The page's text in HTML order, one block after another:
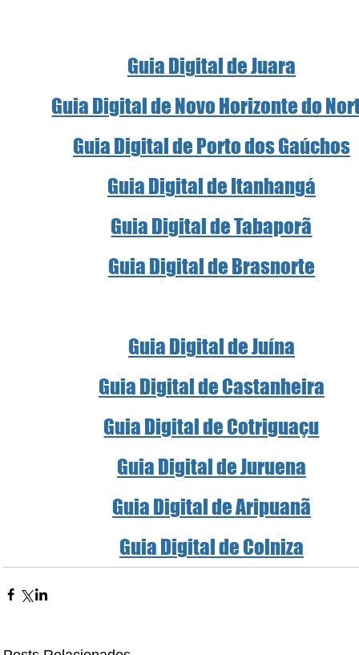
Guia Digital de Juara
Guia Digital de Novo Horizonte do
Guia Digital de Porto dos Gaúchos
Guia Digital de Itanhangá
Guia Digital de Tabaporã
Guia Digital de Brasnorte
Guia Digital de Juína
Guia Digital de Castanheira
Guia Digital de Cotriguaçu
Guia Digital de Juruena
Guia Digital de Aripuanã
Guia Digital de Colniza